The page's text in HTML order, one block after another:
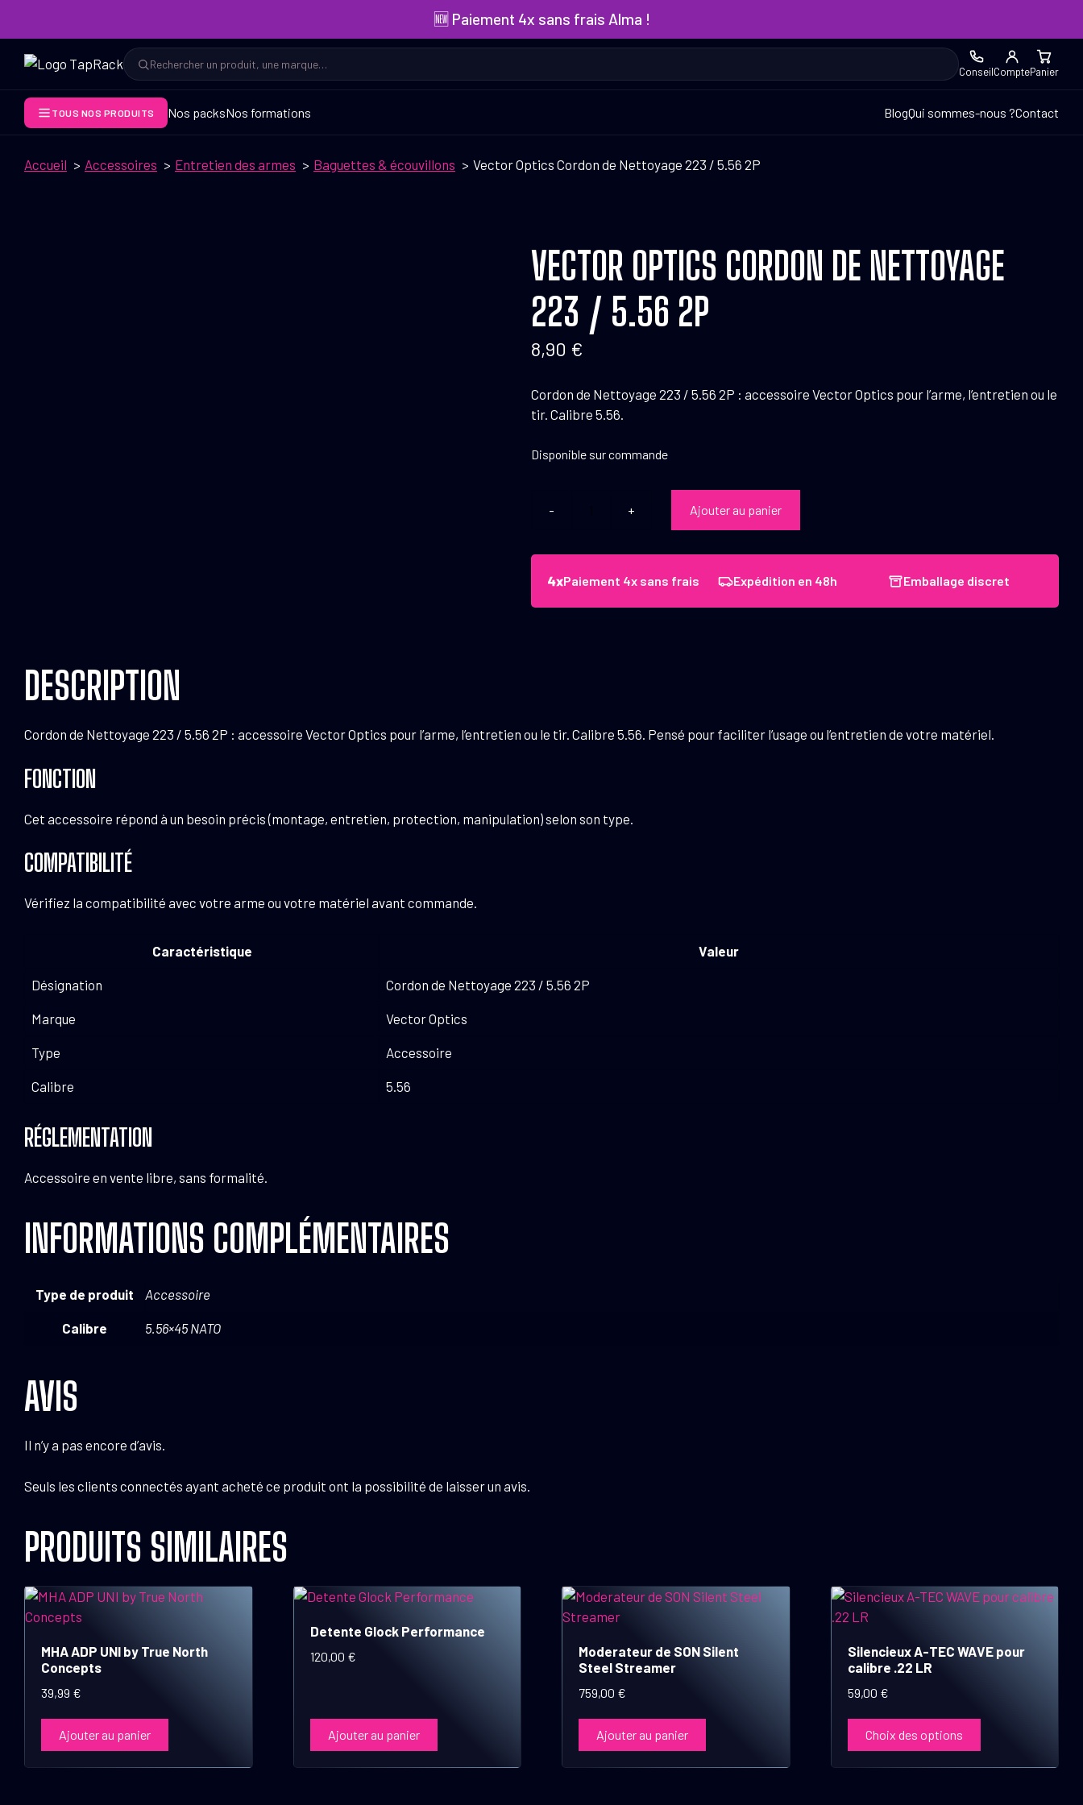
🆕 Paiement 4x sans frais Alma !
Rechercher
Rechercher ConseilComptePanier
TOUS NOS PRODUITS Nos packsNos formations BlogQui sommes-nous ?Contact
Accueil Accessoires Entretien des armes Baguettes & écouvillons Vector Optics Cordon de Nettoyage 223 / 5.56 2P
VECTOR OPTICS CORDON DE NETTOYAGE
223 / 5.56 2P
8,90 €
Cordon de Nettoyage 223 / 5.56 2P : accessoire Vector Optics pour l’arme, l’entretien ou le
tir. Calibre 5.56.
Disponible sur commande
Vector
Optics
Ajouter au panier
Paiement 4x sans frais Expédition en 48h Emballage discret
DESCRIPTION
Cordon de Nettoyage 223 / 5.56 2P : accessoire Vector Optics pour l’arme, l’entretien ou le tir. Calibre 5.56. Pensé pour faciliter l’usage ou l’entretien de votre matériel.
FONCTION
Cet accessoire répond à un besoin précis (montage, entretien, protection, manipulation) selon son type.
COMPATIBILITÉ
Vérifiez la compatibilité avec votre arme ou votre matériel avant commande.
Caractéristique Valeur
Désignation Cordon de Nettoyage 223 / 5.56 2P
Marque Vector Optics
Type Accessoire
Calibre 5.56
RÉGLEMENTATION
Accessoire en vente libre, sans formalité.
INFORMATIONS COMPLÉMENTAIRES
Type de produit Accessoire
Calibre 5.56×45 NATO
AVIS
Il n’y a pas encore d’avis.
Seuls les clients connectés ayant acheté ce produit ont la possibilité de laisser un avis.
PRODUITS SIMILAIRES
MHA ADP UNI by True North
Concepts
39,99 €
Ajouter au panier
Detente Glock Performance
120,00 €
Ajouter au panier
Moderateur de SON Silent
Steel Streamer
759,00 €
Ajouter au panier
Silencieux A-TEC WAVE pour
calibre .22 LR
59,00 €
Choix des options
Ce
produit
plusieurs
variations.
Les
options
peuvent
être